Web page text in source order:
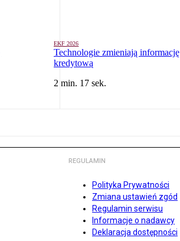
EKF 2026
Technologie zmieniają informację
kredytową
2 min. 17 sek.
REGULAMIN
Polityka Prywatności
Zmiana ustawień zgód
Regulamin serwisu
Informacje o nadawcy
Deklaracja dostępności